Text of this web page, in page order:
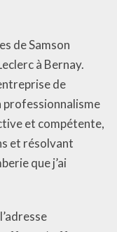
de Samson
à Bernay.
de
professionnalisme
et compétente,
et résolvant
que j’ai